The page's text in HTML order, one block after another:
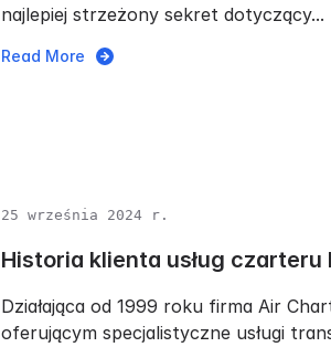
najlepiej strzeżony sekret dotyczący...
Read More
25 września 2024 r.
Historia klienta usług
Działająca od 1999 roku firma Air
oferującym specjalistyczne usługi